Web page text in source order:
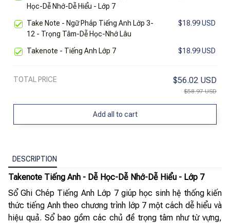
Học-Dễ Nhớ-Dễ Hiểu - Lớp 7
Take Note - Ngữ Pháp Tiếng Anh Lớp 3-
12 - Trọng Tâm-Dễ Học-Nhớ Lâu
$18.99 USD
Takenote - Tiếng Anh Lớp 7 $18.99 USD
TOTAL PRICE $56.02 USD
$58.97 USD
Add all to cart
DESCRIPTION
Takenote Tiếng Anh - Dễ Học-Dễ Nhớ-Dễ Hiểu - Lớp 7
Sổ Ghi Chép Tiếng Anh Lớp 7 giúp học sinh hệ thống kiến
thức tiếng Anh theo chương trình lớp 7 một cách dễ hiểu và
hiệu quả. Sổ bao gồm các chủ đề trọng tâm như từ vựng,